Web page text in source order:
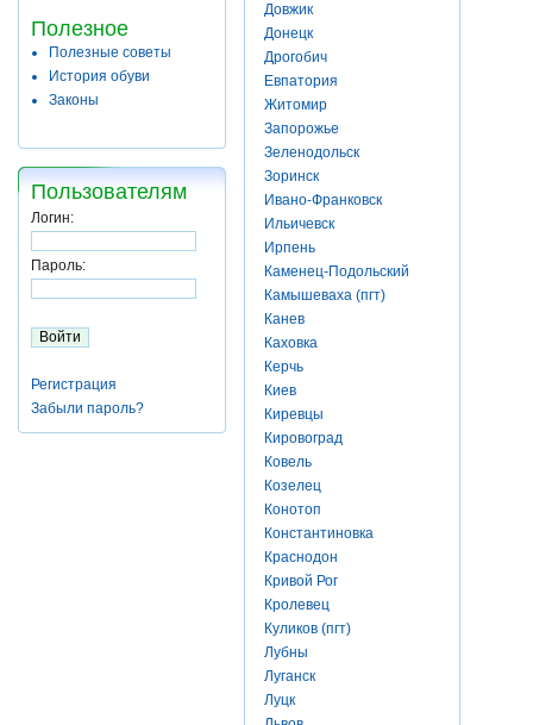
Полезное
Полезные советы
История обуви
Законы
Пользователям
Логин:
Пароль:
Регистрация
Забыли пароль?
Довжик
Донецк
Дрогобич
Евпатория
Житомир
Запорожье
Зеленодольск
Зоринск
Ивано-Франковск
Ильичевск
Ирпень
Каменец-Подольский
Камышеваха (пгт)
Канев
Каховка
Керчь
Киев
Киревцы
Кировоград
Ковель
Козелец
Конотоп
Константиновка
Краснодон
Кривой Рог
Кролевец
Куликов (пгт)
Лубны
Луганск
Луцк